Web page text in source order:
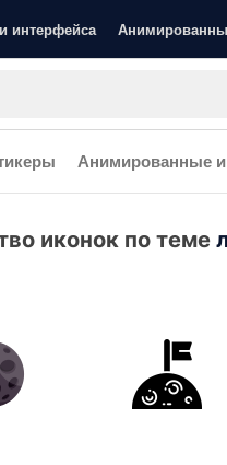
интерфейса
Анимированные
иконок по теме